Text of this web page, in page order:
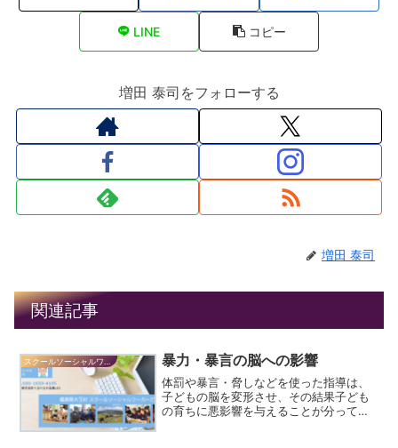
LINE コピー
増田 泰司をフォローする
増田 泰司
関連記事
スクールソーシャルワーカーだより 暴力・暴言の脳への影響
体罰や暴言・脅しなどを使った指導は、
子どもの脳を変形させ、その結果子ども
の育ちに悪影響を与えることが分ってい